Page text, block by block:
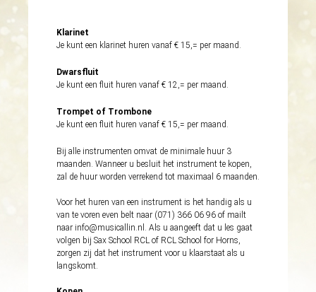
Klarinet
Je kunt een klarinet huren vanaf € 15,= per maand.
Dwarsfluit
Je kunt een fluit huren vanaf € 12,= per maand.
Trompet of Trombone
Je kunt een fluit huren vanaf € 15,= per maand.
Bij alle instrumenten omvat de minimale huur 3
maanden. Wanneer u besluit het instrument te kopen,
zal de huur worden verrekend tot maximaal 6 maanden.
Voor het huren van een instrument is het handig als u
van te voren even belt naar (071) 366 06 96 of mailt
naar info@musicallin.nl . Als u aangeeft dat u les gaat
volgen bij Sax School RCL of RCL School for Horns,
zorgen zij dat het instrument voor u klaarstaat als u
langskomt.